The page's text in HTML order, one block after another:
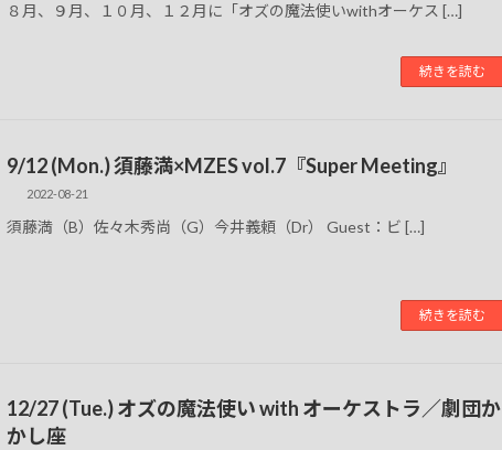
８月、９月、１０月、１２月に「オズの魔法使いwithオーケス […]
続きを読む
9/12 (Mon.) 須藤満×MZES vol.7『Super Meeting』
2022-08-21
須藤満（B）佐々木秀尚（G）今井義頼（Dr） Guest：ビ […]
続きを読む
12/27 (Tue.) オズの魔法使い with オーケストラ／劇団か
かし座